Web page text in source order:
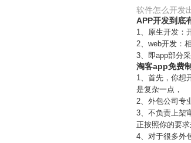
软件怎么开发
APP开发到底
1、原生开发：
2、web开发：
3、即app部分
淘客app免费
1、首先，你想
是复杂一点，
2、外包公司专
3、不负责上架
正按照你的要
4、对于很多外